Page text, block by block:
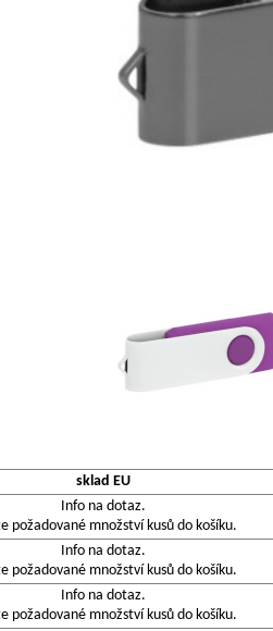
sklad EU
Info na dotaz.
požadované množství kusů do košíku.
Info na dotaz.
požadované množství kusů do košíku.
Info na dotaz.
požadované množství kusů do košíku.